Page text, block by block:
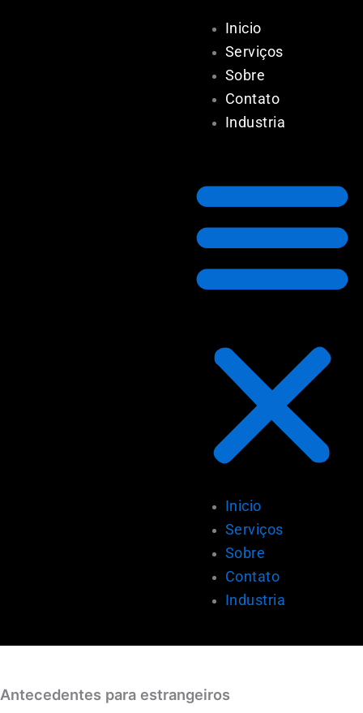
Inicio
Serviços
Sobre
Contato
Industria
Inicio
Serviços
Sobre
Contato
Industria
Antecedentes para estrangeiros